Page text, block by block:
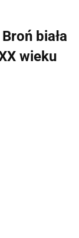
biała
wieku